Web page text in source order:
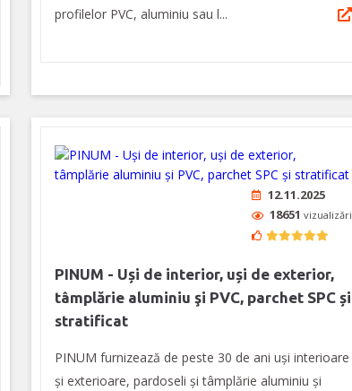
profilelor PVC, aluminiu sau l...
12.11.2025
18651 vizualizări
PINUM - Uși de interior, uși de exterior,
tâmplărie aluminiu şi PVC, parchet SPC și
stratificat
PINUM furnizează de peste 30 de ani uși interioare
şi exterioare, pardoseli şi tâmplărie aluminiu şi